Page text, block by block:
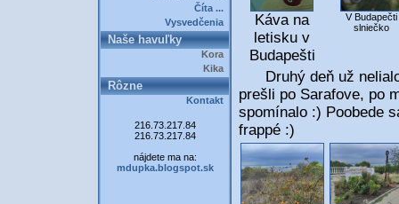
Číta ...
Vysvedčenia
Naše havuľky
Kora
Kika
Rôzne
Kontakt
216.73.217.84
216.73.217.84
nájdete ma na:
mdupka.blogspot.sk
Káva na
letisku v
Budapešti
V Budapečti
slniečko
Druhý deň už
prešli po Sarafove, po
spomínalo :) Poobede
frappé :)